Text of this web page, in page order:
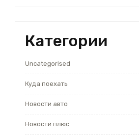
Категории
Uncategorised
Куда поехать
Новости авто
Новости плюс